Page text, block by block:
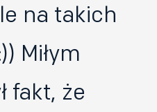
na takich
Miłym
fakt, że